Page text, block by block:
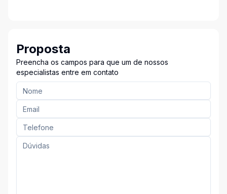
Proposta
Preencha os campos para que um de nossos
especialistas entre em contato